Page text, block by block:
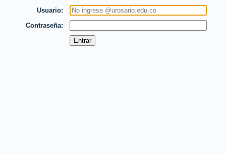
Usuario
Contraseña